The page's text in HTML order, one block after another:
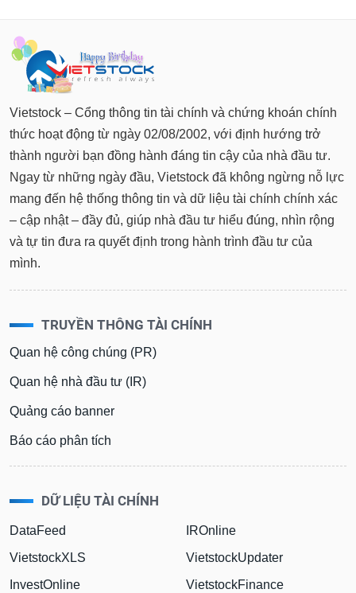
Vietstock – Cổng thông tin tài chính và chứng khoán chính
thức hoạt động từ ngày 02/08/2002, với định hướng trở
thành người bạn đồng hành đáng tin cậy của nhà đầu tư.
Ngay từ những ngày đầu, Vietstock đã không ngừng nỗ lực
mang đến hệ thống thông tin và dữ liệu tài chính chính xác
– cập nhật – đầy đủ, giúp nhà đầu tư hiểu đúng, nhìn rộng
và tự tin đưa ra quyết định trong hành trình đầu tư của
mình.
VietstockFinance